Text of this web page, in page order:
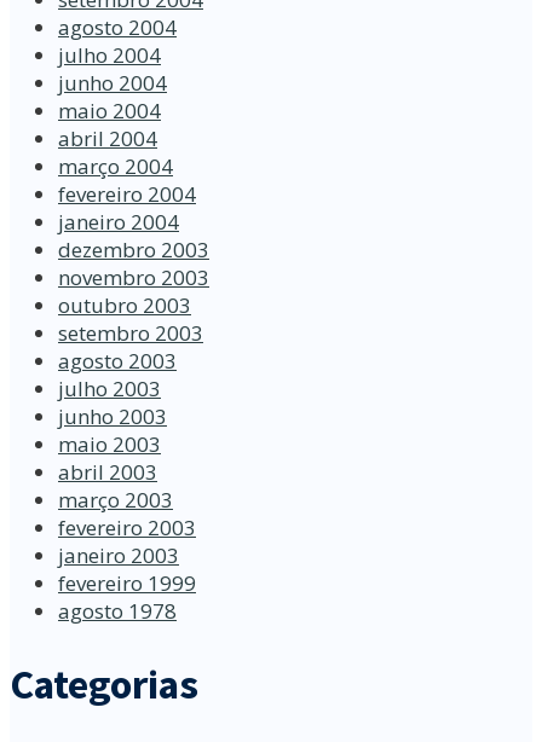
agosto 2004
julho 2004
junho 2004
maio 2004
abril 2004
março 2004
fevereiro 2004
janeiro 2004
dezembro 2003
novembro 2003
outubro 2003
setembro 2003
agosto 2003
julho 2003
junho 2003
maio 2003
abril 2003
março 2003
fevereiro 2003
janeiro 2003
fevereiro 1999
agosto 1978
Categorias